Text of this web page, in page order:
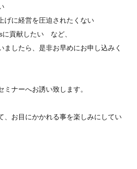
げに経営を圧迫されたくない
に貢献したい など、
ましたら、是非お早めにお申し込みく
ミナーへお誘い致します。
、お目にかかれる事を楽しみにしてい